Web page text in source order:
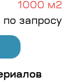
1000 м2
по запросу